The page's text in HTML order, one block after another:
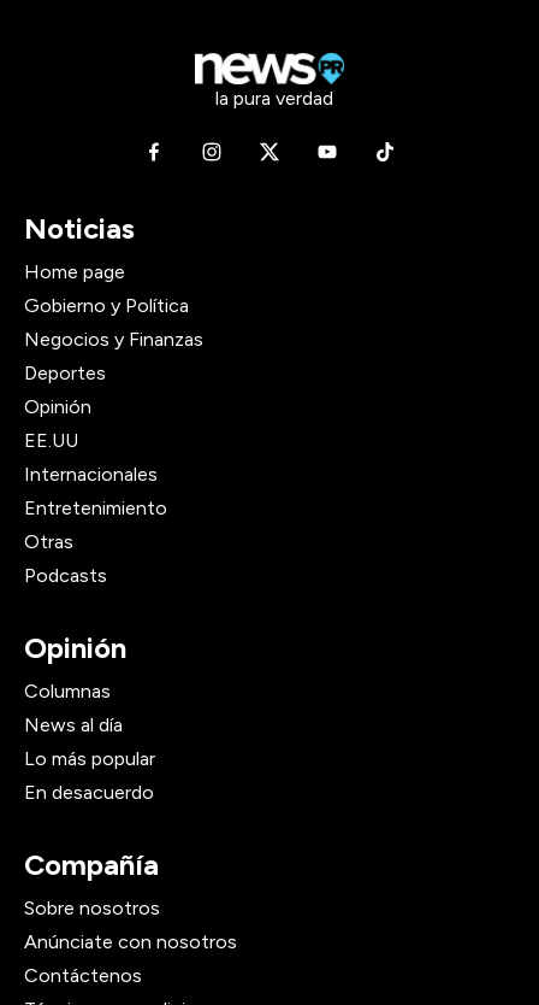
la pura verdad
Noticias
Home page
Gobierno y Política
Negocios y Finanzas
Deportes
Opinión
EE.UU
Internacionales
Entretenimiento
Otras
Podcasts
Opinión
Columnas
News al día
Lo más popular
En desacuerdo
Compañía
Sobre nosotros
Anúnciate con nosotros
Contáctenos